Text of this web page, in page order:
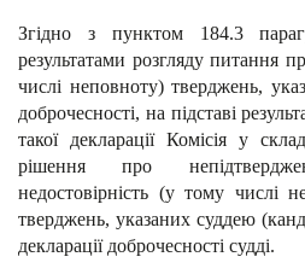
Згідно з пунктом 184.3
результатами розгляду питання
числі неповноту) тверджень,
доброчесності, на підставі
такої декларації Комісія у
рішення про
недостовірність (у тому числі
тверджень, указаних суддею
декларації доброчесності судді.